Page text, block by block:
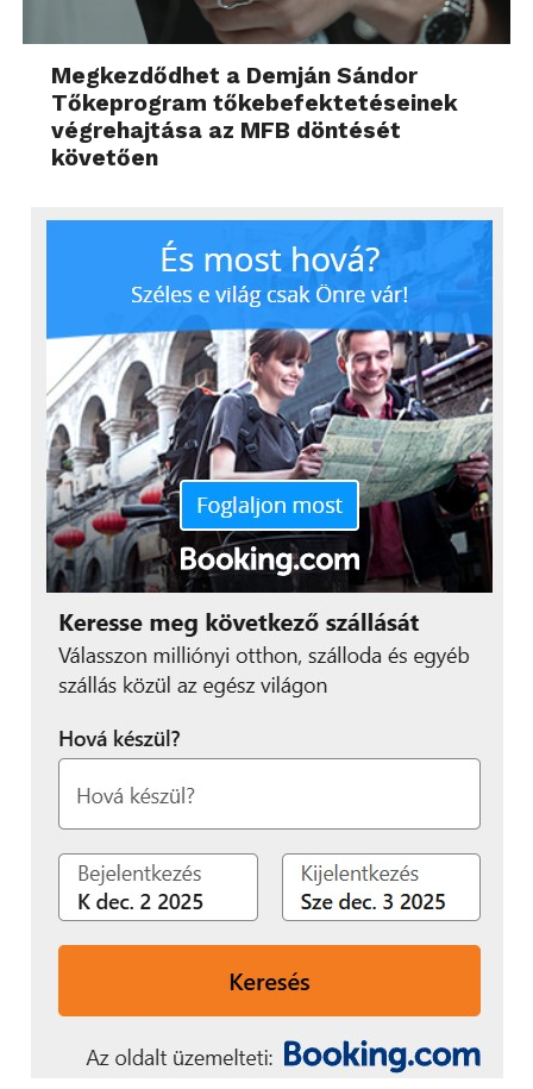
Megkezdődhet a Demján Sándor
Tőkeprogram tőkebefektetéseinek
végrehajtása az MFB döntését
követően